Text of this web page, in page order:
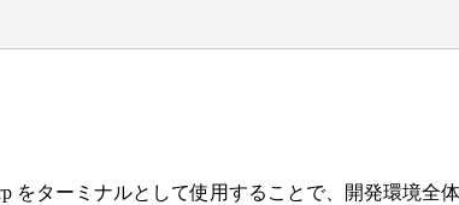
をターミナルとして使用することで、開発環境全